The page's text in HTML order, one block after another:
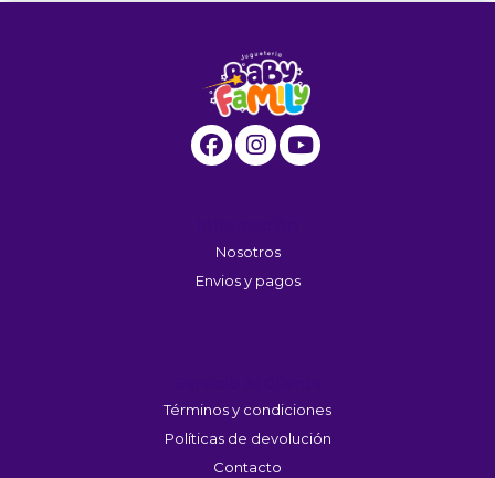
Nosotros
Envios y pagos
Términos y condiciones
Políticas de devolución
Contacto